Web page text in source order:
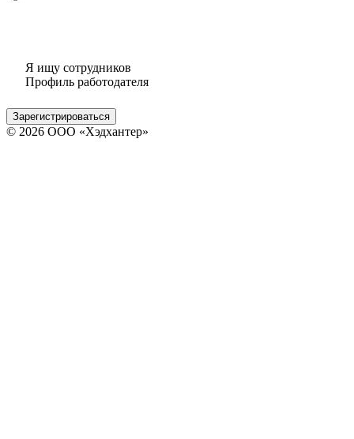
Я ищу сотрудников
Профиль работодателя
Зарегистрироваться
© 2026 ООО «Хэдхантер»